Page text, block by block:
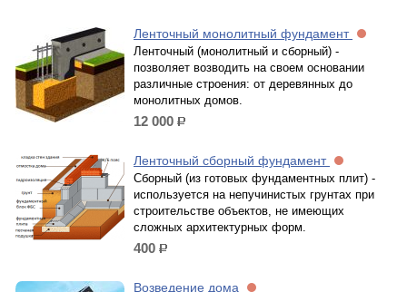
Ленточный монолитный фундамент
Ленточный (монолитный и сборный) -
позволяет возводить на своем основании
различные строения: от деревянных до
монолитных домов.
12 000 р.
Ленточный сборный фундамент
Сборный (из готовых фундаментных плит) -
используется на непучинистых грунтах при
строительстве объектов, не имеющих
сложных архитектурных форм.
400 р.
Возведение дома